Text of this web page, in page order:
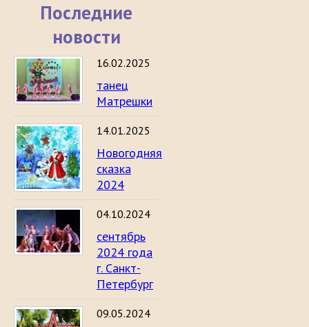
Последние
новости
16.02.2025
танец
Матрешки
14.01.2025
Новогодняя
сказка
2024
04.10.2024
сентябрь
2024 года
г. Санкт-
Петербург
09.05.2024